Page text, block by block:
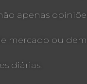
apenas
mercado ou
diárias.